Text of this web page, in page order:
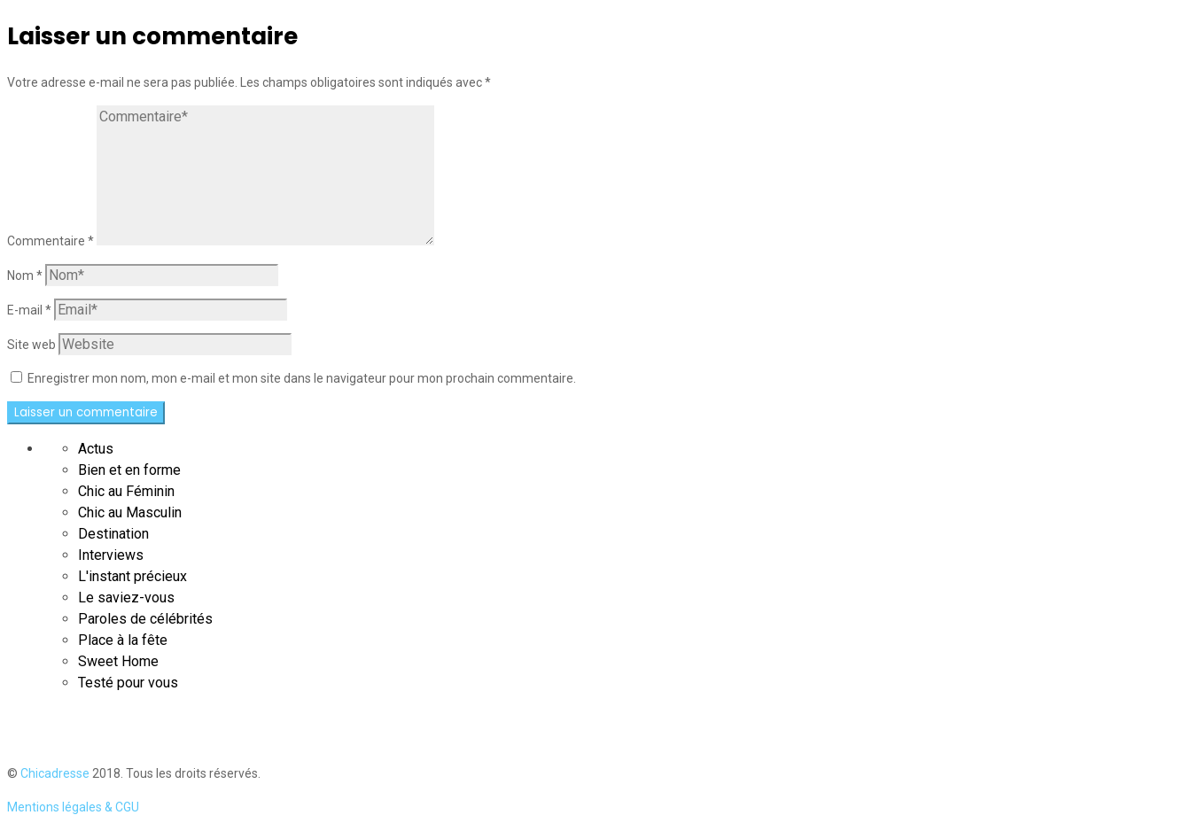
Laisser un commentaire
Votre adresse e-mail ne sera pas publiée. Les champs obligatoires sont indiqués avec*
Commentaire *
Nom *
E-mail *
Site web
Enregistrer mon nom, mon e-mail et mon site dans le navigateur pour mon prochain commentaire.
Actus
Bien et en forme
Chic au Féminin
Chic au Masculin
Destination
Interviews
L'instant précieux
Le saviez-vous
Paroles de célébrités
Place à la fête
Sweet Home
Testé pour vous
© Chicadresse 2018. Tous les droits réservés.
Mentions légales & CGU